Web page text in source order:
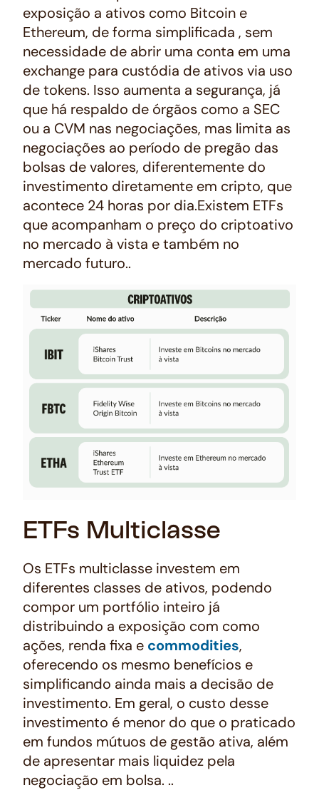
exposição a ativos como Bitcoin e
Ethereum, de forma simplificada , sem
necessidade de abrir uma conta em uma
exchange para custódia de ativos via uso
de tokens. Isso aumenta a segurança, já
que há respaldo de órgãos como a SEC
ou a CVM nas negociações, mas limita as
negociações ao período de pregão das
bolsas de valores, diferentemente do
investimento diretamente em cripto, que
acontece 24 horas por dia.Existem ETFs
que acompanham o preço do criptoativo
no mercado à vista e também no
mercado futuro..
ETFs Multiclasse
Os ETFs multiclasse investem em
diferentes classes de ativos, podendo
compor um portfólio inteiro já
distribuindo a exposição com como
ações, renda fixa e commodities,
oferecendo os mesmo benefícios e
simplificando ainda mais a decisão de
investimento. Em geral, o custo desse
investimento é menor do que o praticado
em fundos mútuos de gestão ativa, além
de apresentar mais liquidez pela
negociação em bolsa. ..